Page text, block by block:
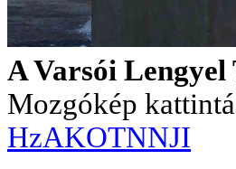
A Varsói
Mozgókép
HzAKOTNNJI